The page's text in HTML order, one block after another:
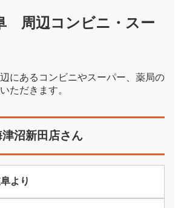
周辺コンビニ・スー
にあるコンビニやスーパー、薬局の
ただきます。
津沼新田店さん
より